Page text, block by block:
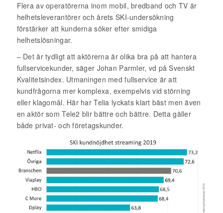
Flera av operatörerna inom mobil, bredband och TV är
helhetsleverantörer och årets SKI-undersökning
förstärker att kunderna söker efter smidiga
helhetslösningar.
– Det är tydligt att aktörerna är olika bra på att hantera
fullservicekunder, säger Johan Parmler, vd på Svenskt
Kvalitetsindex. Utmaningen med fullservice är att
kundfrågorna mer komplexa, exempelvis vid störning
eller klagomål. Här har Telia lyckats klart bäst men även
en aktör som Tele2 blir bättre och bättre. Detta gäller
både privat- och företagskunder.